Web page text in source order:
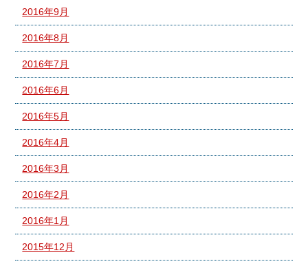
2016年9月
2016年8月
2016年7月
2016年6月
2016年5月
2016年4月
2016年3月
2016年2月
2016年1月
2015年12月